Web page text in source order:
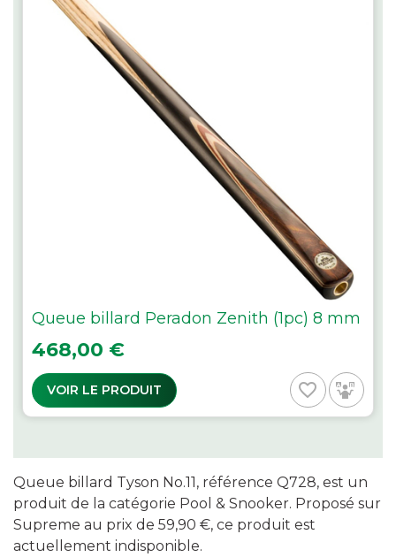
Queue billard Peradon Zenith (1pc) 8 mm
Prix
468,00 €
VOIR LE PRODUIT favorite_border
Queue billard Tyson No.11, référence Q728, est un
produit de la catégorie Pool & Snooker. Proposé sur
Supreme au prix de 59,90 €, ce produit est
actuellement indisponible.